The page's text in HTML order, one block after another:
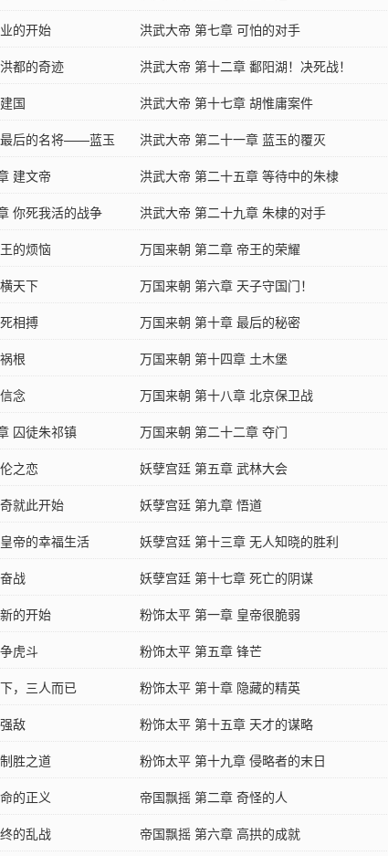
的开始 洪武大帝 第七章 可怕的对手
都的奇迹 洪武大帝 第十二章 鄱阳湖！决死战！
国 洪武大帝 第十七章 胡惟庸案件
后的名将——蓝玉 洪武大帝 第二十一章 蓝玉的覆灭
建文帝 洪武大帝 第二十五章 等待中的朱棣
你死我活的战争 洪武大帝 第二十九章 朱棣的对手
的烦恼 万国来朝 第二章 帝王的荣耀
天下 万国来朝 第六章 天子守国门！
相搏 万国来朝 第十章 最后的秘密
根 万国来朝 第十四章 土木堡
念 万国来朝 第十八章 北京保卫战
囚徒朱祁镇 万国来朝 第二十二章 夺门
之恋 妖孽宫廷 第五章 武林大会
就此开始 妖孽宫廷 第九章 悟道
帝的幸福生活 妖孽宫廷 第十三章 无人知晓的胜利
战 妖孽宫廷 第十七章 死亡的阴谋
的开始 粉饰太平 第一章 皇帝很脆弱
虎斗 粉饰太平 第五章 锋芒
，三人而已 粉饰太平 第十章 隐藏的精英
敌 粉饰太平 第十五章 天才的谋略
胜之道 粉饰太平 第十九章 侵略者的末日
的正义 帝国飘摇 第二章 奇怪的人
的乱战 帝国飘摇 第六章 高拱的成就